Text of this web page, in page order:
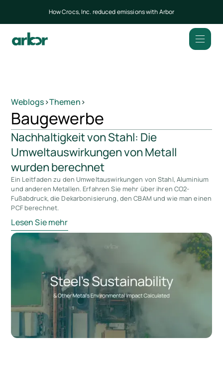
How Crocs, Inc. reduced emissions with Arbor
Weblogs>Themen>
Baugewerbe
Nachhaltigkeit von Stahl: Die
Umweltauswirkungen von Metall
wurden berechnet
Ein Leitfaden zu den Umweltauswirkungen von Stahl, Aluminium
und anderen Metallen. Erfahren Sie mehr über ihren CO2-
Fußabdruck, die Dekarbonisierung, den CBAM und wie man einen
PCF berechnet.
Lesen Sie mehr